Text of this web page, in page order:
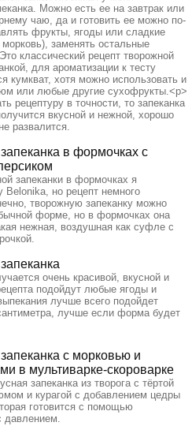
Можно есть ее на завтрак или
чаю, да и готовить ее можно по-
фрукты, ягоды или сладкие
заменять остальные
классический рецепт творожной
для ароматизации к тесту
кумкват, хотя можно использовать и
или любые другие сухофрукты.<p>
рецептуру в точности, то запеканка
вкусной и нежной, хорошо
развалится.
в формочках с
запеканки в формочках я
Belonika, но рецепт немного
творожную запеканку можно
форме, но в формочках она
нежная, воздушная как суфле с
очень красивой, вкусной и
подойдут любые ягоды и
лучше всего подойдет
лучше если форма будет
с морковью и
в мультиварке-скороварке
запеканка из творога с тёртой
и курагой с добавлением цедры
готовится с помощью
давлением.